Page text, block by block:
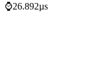
⌚26.892µs